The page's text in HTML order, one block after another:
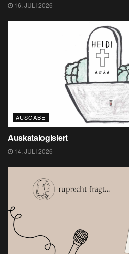
16. JULI 2026
AUSGABE
Auskatalogisiert
14. JULI 2026